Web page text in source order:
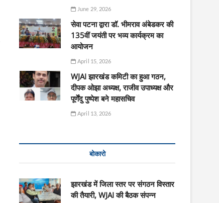
June 29, 2026
सेवा पटना द्वारा डॉ. भीमराव अंबेडकर की
135वीं जयंती पर भव्य कार्यक्रम का
आयोजन
April 15, 2026
WJAI झारखंड कमिटी का हुआ गठन,
दीपक ओझा अध्यक्ष, राजीव उपाध्यक्ष और
पूर्णेंदु पुष्पेश बने महासचिव
April 13, 2026
बोकारो
झारखंड में जिला स्तर पर संगठन विस्तार
की तैयारी, WJAI की बैठक संपन्न